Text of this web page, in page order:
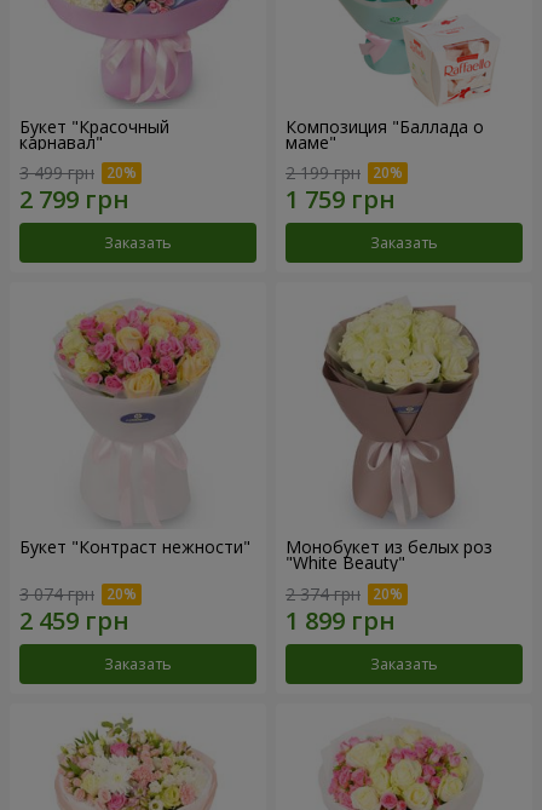
Букет "Красочный
карнавал"
3 499 грн
Заказать
Композиция "Баллада о
маме"
2 199 грн
Заказать
Букет "Контраст нежности"
3 074 грн
Заказать
Монобукет из белых роз
"White Beauty"
2 374 грн
Заказать